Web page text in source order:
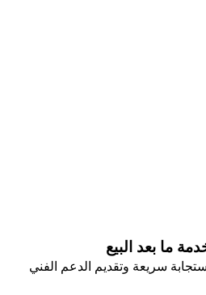
ما بعد البيع
إستجابة سريعة وتقديم الدعم الفني